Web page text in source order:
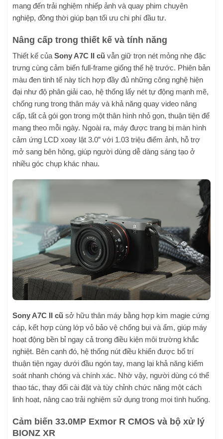
mang đến trải nghiệm nhiếp ảnh và quay phim chuyên
nghiệp, đồng thời giúp bạn tối ưu chi phí đầu tư.
Nâng cấp trong thiết kế và tính năng
Thiết kế của Sony A7C II cũ vẫn giữ trọn nét mỏng nhẹ đặc
trưng cùng cảm biến full-frame giống thế hệ trước. Phiên bản
màu đen tinh tế này tích hợp đầy đủ những công nghệ hiện
đại như độ phân giải cao, hệ thống lấy nét tự động mạnh mẽ,
chống rung trong thân máy và khả năng quay video nâng
cấp, tất cả gói gọn trong một thân hình nhỏ gọn, thuận tiện để
mang theo mỗi ngày. Ngoài ra, máy được trang bị màn hình
cảm ứng LCD xoay lật 3.0” với 1.03 triệu điểm ảnh, hỗ trợ
mở sang bên hông, giúp người dùng dễ dàng sáng tạo ở
nhiều góc chụp khác nhau.
Sony A7C II cũ sở hữu thân máy bằng hợp kim magie cứng
cáp, kết hợp cùng lớp vỏ bảo vệ chống bụi và ẩm, giúp máy
hoạt động bền bỉ ngay cả trong điều kiện môi trường khắc
nghiệt. Bên cạnh đó, hệ thống nút điều khiển được bố trí
thuận tiện ngay dưới đầu ngón tay, mang lại khả năng kiểm
soát nhanh chóng và chính xác. Nhờ vậy, người dùng có thể
thao tác, thay đổi cài đặt và tùy chỉnh chức năng một cách
linh hoạt, nâng cao trải nghiệm sử dụng trong mọi tình huống.
Cảm biến 33.0MP Exmor R CMOS và bộ xử lý
BIONZ XR